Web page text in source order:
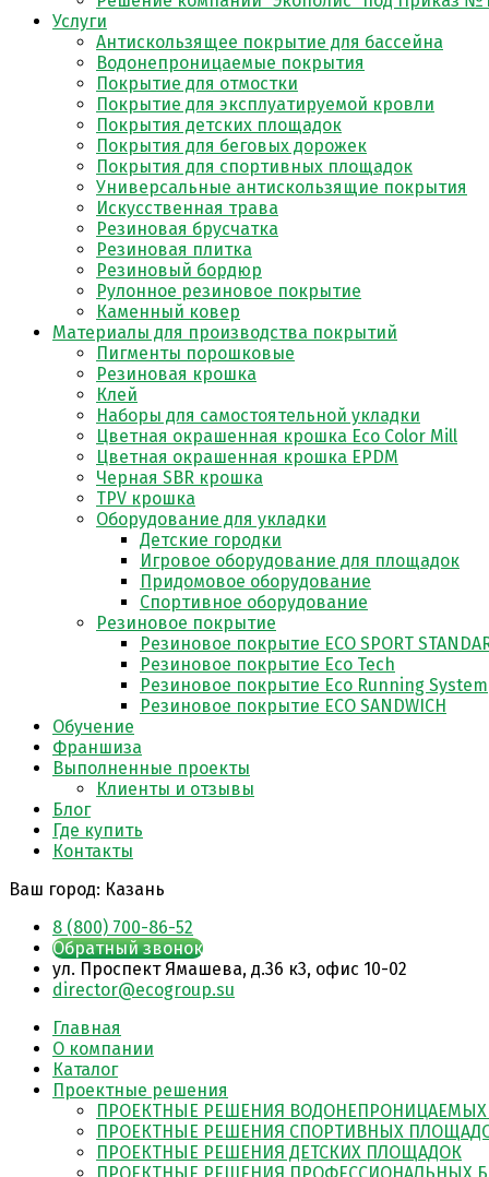
Услуги
Антискользящее покрытие для бассейна
Водонепроницаемые покрытия
Покрытие для отмостки
Покрытие для эксплуатируемой кровли
Покрытия детских площадок
Покрытия для беговых дорожек
Покрытия для спортивных площадок
Универсальные антискользящие покрытия
Искусственная трава
Резиновая брусчатка
Резиновая плитка
Резиновый бордюр
Рулонное резиновое покрытие
Каменный ковер
Материалы для производства покрытий
Пигменты порошковые
Резиновая крошка
Клей
Наборы для самостоятельной укладки
Цветная окрашенная крошка Eco Color Mill
Цветная окрашенная крошка EPDM
Черная SBR крошка
TPV крошка
Оборудование для укладки
Детские городки
Игровое оборудование для площадок
Придомовое оборудование
Спортивное оборудование
Резиновое покрытие
Резиновое покрытие ECO SPORT
Резиновое покрытие Eco Tech
Резиновое покрытие Eco Running System
Резиновое покрытие ECO SANDWICH
Обучение
Франшиза
Выполненные проекты
Клиенты и отзывы
Блог
Где купить
Контакты
Ваш город: Казань
8 (800) 700-86-52
Обратный звонок
ул. Проспект Ямашева, д.36 к3, офис 10-02
director@ecogroup.su
Главная
О компании
Каталог
Проектные решения
ПРОЕКТНЫЕ РЕШЕНИЯ
ПРОЕКТНЫЕ РЕШЕНИЯ СПОРТИВНЫХ
ПРОЕКТНЫЕ РЕШЕНИЯ ДЕТСКИХ ПЛОЩАДОК